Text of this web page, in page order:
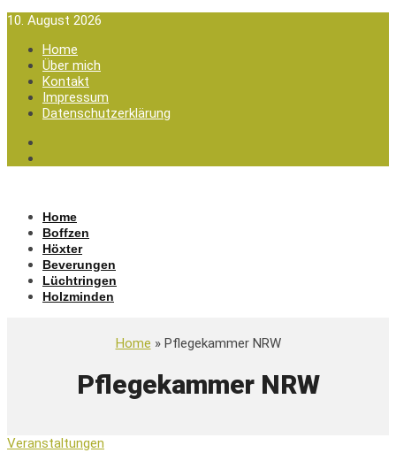
10. August 2026
Home
Über mich
Kontakt
Impressum
Datenschutzerklärung
Home
Boffzen
Höxter
Beverungen
Lüchtringen
Holzminden
Home » Pflegekammer NRW
Pflegekammer NRW
Veranstaltungen